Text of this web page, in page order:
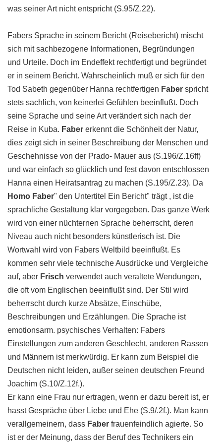
was seiner Art nicht entspricht (S.95/Z.22).
Fabers Sprache in seinem Bericht (Reisebericht) mischt
sich mit sachbezogene Informationen, Begründungen
und Urteile. Doch im Endeffekt rechtfertigt und begründet
er in seinem Bericht. Wahrscheinlich muß er sich für den
Tod Sabeth gegenüber Hanna rechtfertigen Faber spricht
stets sachlich, von keinerlei Gefühlen beeinflußt. Doch
seine Sprache und seine Art verändert sich nach der
Reise in Kuba. Faber erkennt die Schönheit der Natur,
dies zeigt sich in seiner Beschreibung der Menschen und
Geschehnisse von der Prado- Mauer aus (S.196/Z.16ff)
und war einfach so glücklich und fest davon entschlossen
Hanna einen Heiratsantrag zu machen (S.195/Z.23). Da
Homo Faber" den Untertitel Ein Bericht" trägt , ist die
sprachliche Gestaltung klar vorgegeben. Das ganze Werk
wird von einer nüchternen Sprache beherrscht, deren
Niveau auch nicht besonders künstlerisch ist. Die
Wortwahl wird von Fabers Weltbild beeinflußt. Es
kommen sehr viele technische Ausdrücke und Vergleiche
auf, aber Frisch verwendet auch veraltete Wendungen,
die oft vom Englischen beeinflußt sind. Der Stil wird
beherrscht durch kurze Absätze, Einschübe,
Beschreibungen und Erzählungen. Die Sprache ist
emotionsarm. psychisches Verhalten: Fabers
Einstellungen zum anderen Geschlecht, anderen Rassen
und Männern ist merkwürdig. Er kann zum Beispiel die
Deutschen nicht leiden, außer seinen deutschen Freund
Joachim (S.10/Z.12f.).
Er kann eine Frau nur ertragen, wenn er dazu bereit ist, er
hasst Gespräche über Liebe und Ehe (S.9/.2f.). Man kann
verallgemeinern, dass Faber frauenfeindlich agierte. So
ist er der Meinung, dass der Beruf des Technikers ein